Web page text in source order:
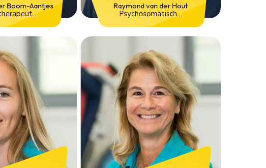
Boom-Aantjes Raymond van der Hout
Psychosomatisch
fysiotherapeut